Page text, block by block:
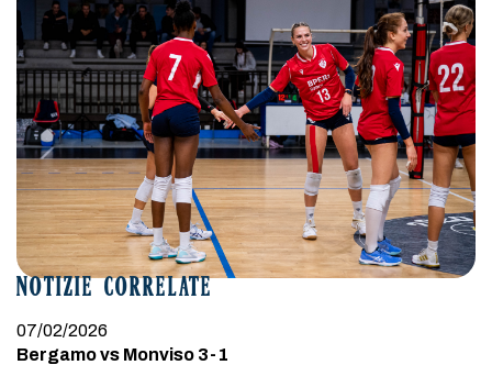
NOTIZIE CORRELATE
07/02/2026
Bergamo vs Monviso 3-1